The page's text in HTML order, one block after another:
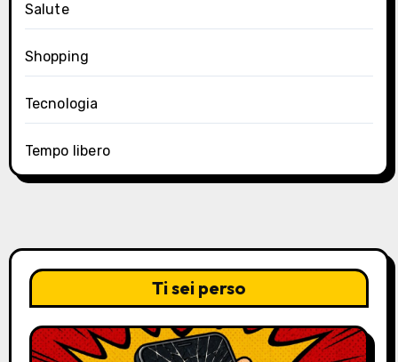
Salute
Shopping
Tecnologia
Tempo libero
Ti sei perso